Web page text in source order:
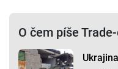
O čem píše